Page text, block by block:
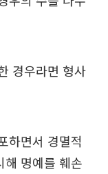
경우라면 형사
하면서 경멸적
해 명예를 훼손